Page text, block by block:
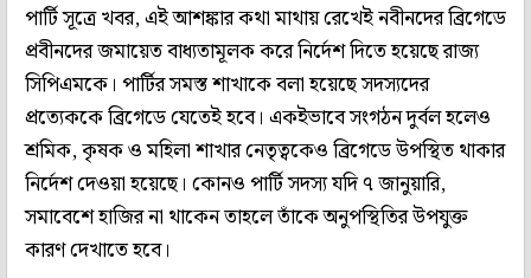
পার্টি সূত্রে খবর, এই আশঙ্কার কথা মাথায় রেখেই নবীনদের ব্রিগেডে
প্রবীনদের জমায়েত বাধ‌্যতামূলক করে নির্দেশ দিতে হয়েছে রাজ‌্য
সিপিএমকে। পার্টির সমস্ত শাখাকে বলা হয়েছে সদস‌্যদের
প্রত্যেককে ব্রিগেডে যেতেই হবে। একইভাবে সংগঠন দুর্বল হলেও
শ্রমিক, কৃষক ও মহিলা শাখার নেতৃত্বকেও ব্রিগেডে উপস্থিত থাকার
নির্দেশ দেওয়া হয়েছে। কোনও পার্টি সদস‌্য যদি ৭ জানুয়ারি,
সমাবেশে হাজির না থাকেন তাহলে তাঁকে অনুপস্থিতির উপযুক্ত
কারণ দেখাতে হবে।